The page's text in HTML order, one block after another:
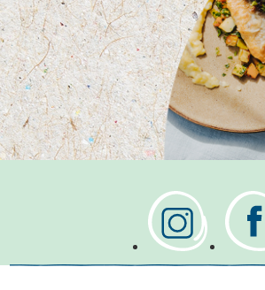
BAYERISCHE
BIO-GRAFIEN
Das Volkssängerzelt Schützenlisl –
eine Geschichte über